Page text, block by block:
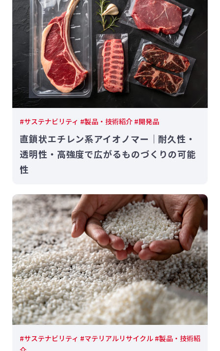
#サステナビリティ #製品・技術紹介 #開発品
直鎖状エチレン系アイオノマー｜耐久性・
透明性・高強度で広がるものづくりの可能
性
#サステナビリティ #マテリアルリサイクル #製品・技術紹